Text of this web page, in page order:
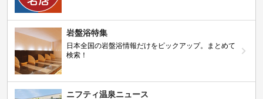
岩盤浴特集
日本全国の岩盤浴情報だけをピックアップ。まとめて
検索！
ニフティ温泉ニュース